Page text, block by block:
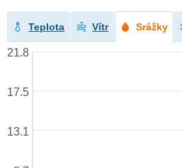
Teplota Vítr Srážky
21.8
17.5
13.1